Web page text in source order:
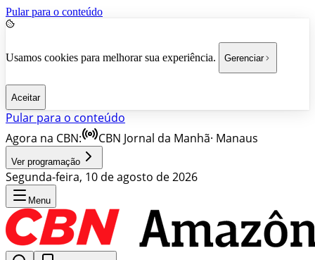
Pular para o conteúdo
Usamos cookies para melhorar sua experiência. Gerenciar
Aceitar
Pular para o conteúdo
Agora na CBN:
CBN Jornal da Manhã· Manaus
Ver programação
Segunda-feira, 10 de agosto de 2026
Menu